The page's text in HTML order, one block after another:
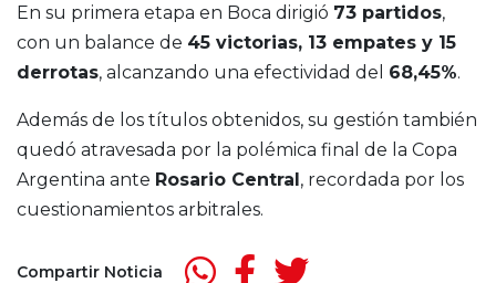
En su primera etapa en Boca dirigió 73 partidos,
con un balance de 45 victorias, 13 empates y 15
derrotas, alcanzando una efectividad del 68,45%.
Además de los títulos obtenidos, su gestión también
quedó atravesada por la polémica final de la Copa
Argentina ante Rosario Central , recordada por los
cuestionamientos arbitrales.
Compartir Noticia